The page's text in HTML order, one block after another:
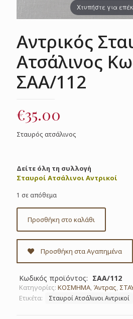
Χτυπήστε για
Αντρικός
Ατσάλινος
ΣΑΑ/112
€35.00
Σταυρός ατσάλινος
Δείτε όλη τη συλλογή
Σταυροί Ατσάλινοι Αντρικοί
1 σε απόθεμα
Προσθήκη στο καλάθι
Προσθήκη στα Αγαπημένα
Κωδικός προϊόντος: ΣΑΑ/112
Κατηγορίες: ΚΟΣΜΗΜΑ, Άντρας,
Ετικέτα:
Σταυροί Ατσάλινοι Αντρικοί